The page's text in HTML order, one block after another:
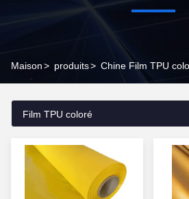
Maison> produits> Chine Film TPU
Film TPU coloré